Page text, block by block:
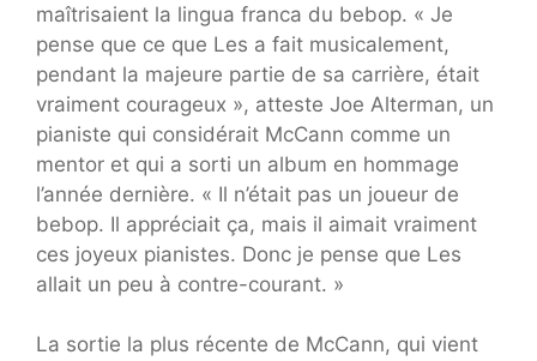
maîtrisaient la lingua franca du bebop. « Je
pense que ce que Les a fait musicalement,
pendant la majeure partie de sa carrière, était
vraiment courageux », atteste Joe Alterman, un
pianiste qui considérait McCann comme un
mentor et qui a sorti un album en hommage
l’année dernière. « Il n’était pas un joueur de
bebop. Il appréciait ça, mais il aimait vraiment
ces joyeux pianistes. Donc je pense que Les
allait un peu à contre-courant. »
La sortie la plus récente de McCann, qui vient